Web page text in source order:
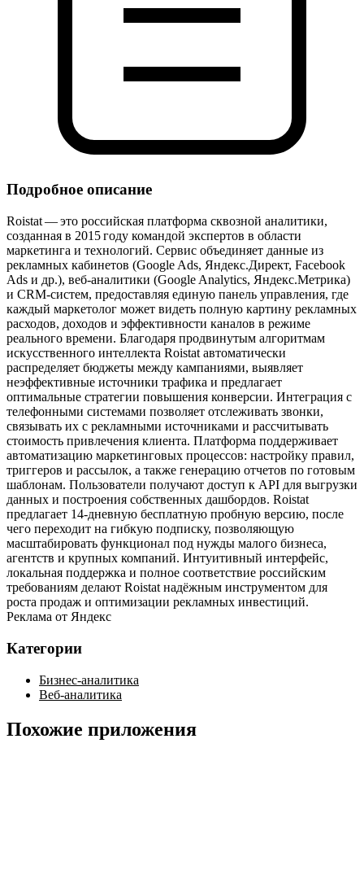
Подробное описание
Roistat — это российская платформа сквозной аналитики,
созданная в 2015 году командой экспертов в области
маркетинга и технологий. Сервис объединяет данные из
рекламных кабинетов (Google Ads, Яндекс.Директ, Facebook
Ads и др.), веб‑аналитики (Google Analytics, Яндекс.Метрика)
и CRM‑систем, предоставляя единую панель управления, где
каждый маркетолог может видеть полную картину рекламных
расходов, доходов и эффективности каналов в режиме
реального времени. Благодаря продвинутым алгоритмам
искусственного интеллекта Roistat автоматически
распределяет бюджеты между кампаниями, выявляет
неэффективные источники трафика и предлагает
оптимальные стратегии повышения конверсии. Интеграция с
телефонными системами позволяет отслеживать звонки,
связывать их с рекламными источниками и рассчитывать
стоимость привлечения клиента. Платформа поддерживает
автоматизацию маркетинговых процессов: настройку правил,
триггеров и рассылок, а также генерацию отчетов по готовым
шаблонам. Пользователи получают доступ к API для выгрузки
данных и построения собственных дашбордов. Roistat
предлагает 14‑дневную бесплатную пробную версию, после
чего переходит на гибкую подписку, позволяющую
масштабировать функционал под нужды малого бизнеса,
агентств и крупных компаний. Интуитивный интерфейс,
локальная поддержка и полное соответствие российским
требованиям делают Roistat надёжным инструментом для
роста продаж и оптимизации рекламных инвестиций.
Реклама от Яндекс
Категории
Бизнес-аналитика
Веб-аналитика
Похожие приложения